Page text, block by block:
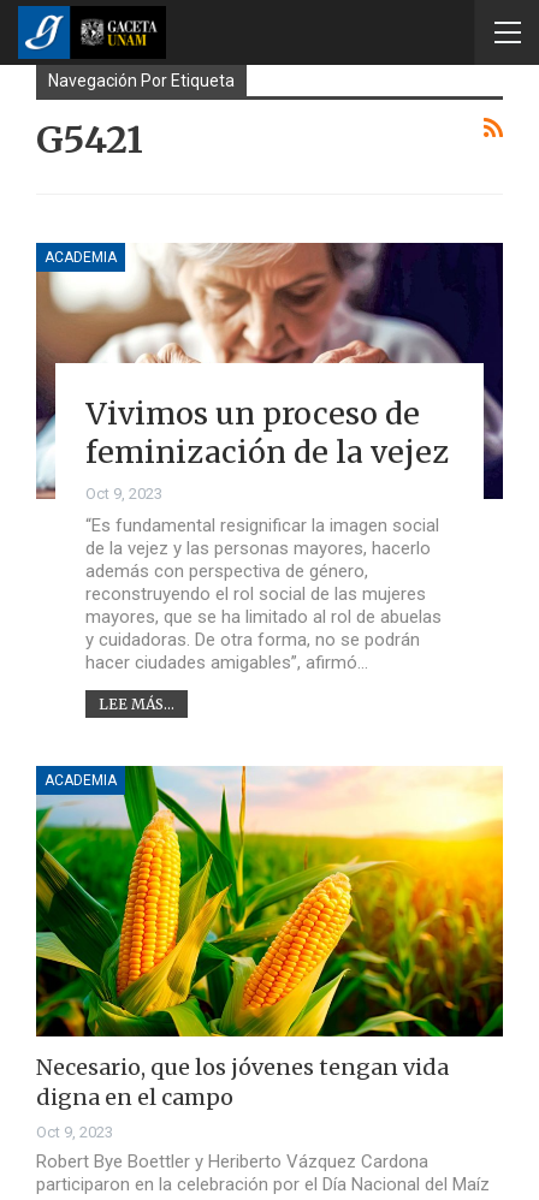
Navegación Por Etiqueta
G5421
ACADEMIA
Vivimos un proceso de
feminización de la vejez
Oct 9, 2023
“Es fundamental resignificar la imagen social
de la vejez y las personas mayores, hacerlo
además con perspectiva de género,
reconstruyendo el rol social de las mujeres
mayores, que se ha limitado al rol de abuelas
y cuidadoras. De otra forma, no se podrán
hacer ciudades amigables”, afirmó…
LEE MÁS...
ACADEMIA
Necesario, que los jóvenes tengan vida
digna en el campo
Oct 9, 2023
Robert Bye Boettler y Heriberto Vázquez Cardona
participaron en la celebración por el Día Nacional del Maíz